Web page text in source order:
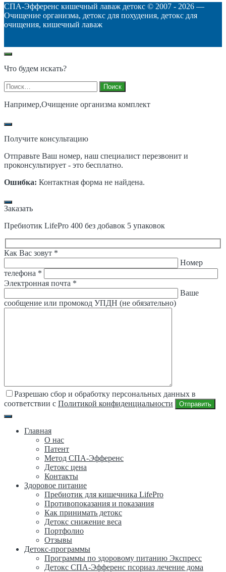
СПА-Эфференс кишечный лаваж детокс © 2007 - 2026 —
Очищение организма, детокс для похудения, детокс для
очищения, кишечный лаваж
Что будем искать?
Найти:
Например,Очищение организма комплект
Получите консультацию
Отправьте Ваш номер, наш специалист перезвонит и
проконсультирует - это бесплатно.
Ошибка: Контактная форма не найдена.
Заказать
Пребиотик LifePro 400 без добавок 5 упаковок
Как Вас зовут *
Номер
телефона *
Электронная почта *
Ваше
сообщение или промокод УПДН (не обязательно)
Разрешаю сбор и обработку персональных данных в
соответствии с Политикой конфиденциальности Отправить
Главная
О нас
Патент
Метод СПА-Эфференс
Детокс цена
Контакты
Здоровое питание
Пребиотик для кишечника LifePro
Противопоказания и показания
Как принимать детокс
Детокс снижение веса
Портфолио
Отзывы
Детокс-программы
Программы по здоровому питанию Экспресс
Детокс СПА-Эфференс псориаз лечение дома